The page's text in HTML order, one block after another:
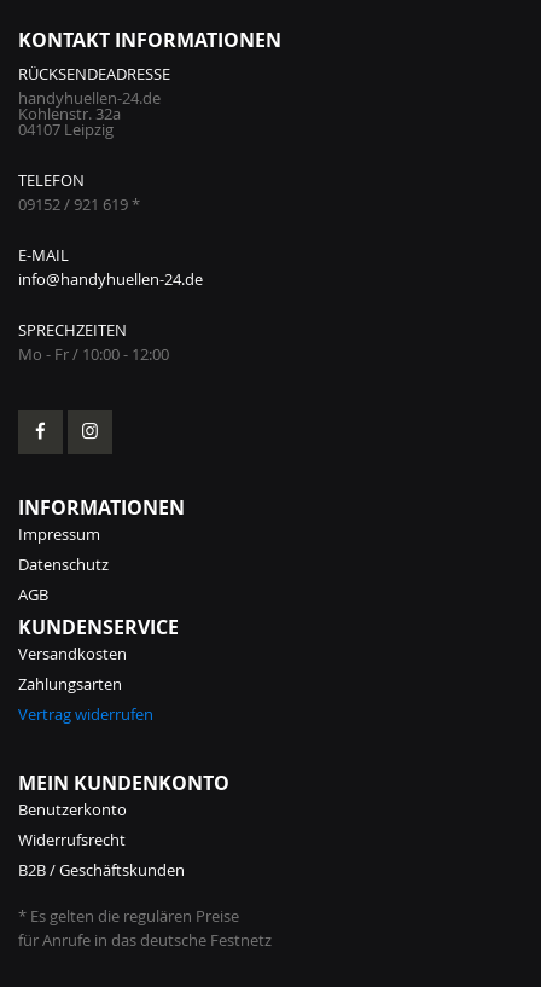
KONTAKT INFORMATIONEN
RÜCKSENDEADRESSE
handyhuellen-24.de
Kohlenstr. 32a
04107 Leipzig
TELEFON
09152 / 921 619 *
E-MAIL
info@handyhuellen-24.de
SPRECHZEITEN
Mo - Fr / 10:00 - 12:00
INFORMATIONEN
Impressum
Datenschutz
AGB
KUNDENSERVICE
Versandkosten
Zahlungsarten
Vertrag widerrufen
MEIN KUNDENKONTO
Benutzerkonto
Widerrufsrecht
B2B / Geschäftskunden
* Es gelten die regulären Preise
für Anrufe in das deutsche Festnetz